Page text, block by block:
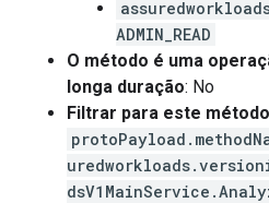
ADMIN_READ
O método é uma
longa duração: No
Filtrar para este método